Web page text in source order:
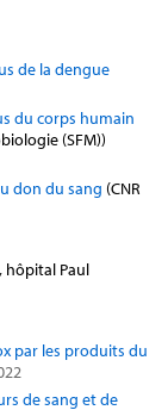
de la dengue
du corps humain
(SFM))
don du sang (CNR
hôpital Paul
par les produits du
de sang et de